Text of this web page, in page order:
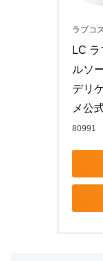
ラブコ
LC
ルソ
デリ
メ公
80991